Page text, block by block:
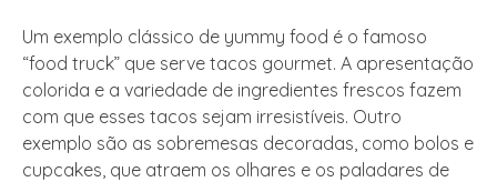
Um exemplo clássico de yummy food é o famoso
“food truck” que serve tacos gourmet. A apresentação
colorida e a variedade de ingredientes frescos fazem
com que esses tacos sejam irresistíveis. Outro
exemplo são as sobremesas decoradas, como bolos e
cupcakes, que atraem os olhares e os paladares de